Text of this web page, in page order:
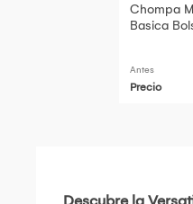
Chompa
Basica
Antes
Precio
Descubre la